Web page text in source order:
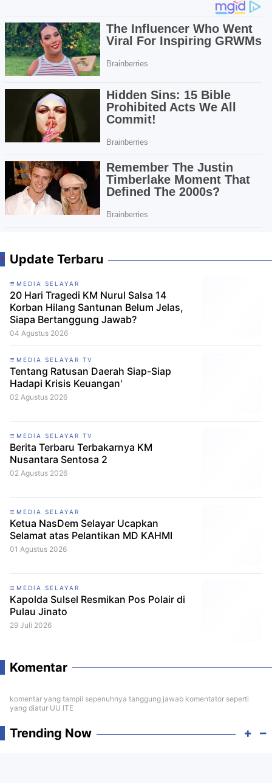
Update Terbaru
MEDIA SELAYAR
20 Hari Tragedi KM Nurul Salsa 14
Korban Hilang Santunan Belum Jelas,
Siapa Bertanggung Jawab?
04 Agustus 2026
MEDIA SELAYAR TV
Tentang Ratusan Daerah Siap-Siap
Hadapi Krisis Keuangan'
02 Agustus 2026
MEDIA SELAYAR TV
Berita Terbaru Terbakarnya KM
Nusantara Sentosa 2
02 Agustus 2026
MEDIA SELAYAR
Ketua NasDem Selayar Ucapkan
Selamat atas Pelantikan MD KAHMI
01 Agustus 2026
MEDIA SELAYAR
Kapolda Sulsel Resmikan Pos Polair di
Pulau Jinato
29 Juli 2026
Komentar
komentar yang tampil sepenuhnya tanggung jawab komentator seperti
yang diatur UU ITE
Trending Now